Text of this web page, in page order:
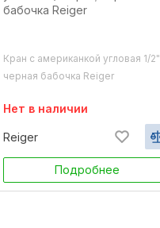
Кран с американкой угловая 1/2"
черная бабочка Reiger
Нет в наличии
Reiger
Подробнее